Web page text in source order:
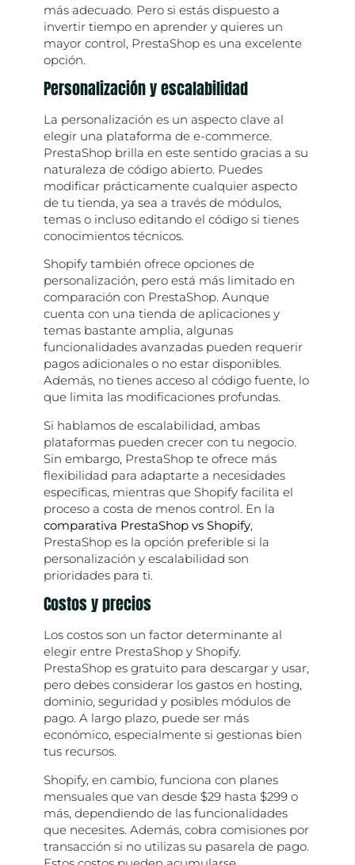
más adecuado. Pero si estás dispuesto a
invertir tiempo en aprender y quieres un
mayor control, PrestaShop es una excelente
opción.
Personalización y escalabilidad
La personalización es un aspecto clave al
elegir una plataforma de e-commerce.
PrestaShop brilla en este sentido gracias a su
naturaleza de código abierto. Puedes
modificar prácticamente cualquier aspecto
de tu tienda, ya sea a través de módulos,
temas o incluso editando el código si tienes
conocimientos técnicos.
Shopify también ofrece opciones de
personalización, pero está más limitado en
comparación con PrestaShop. Aunque
cuenta con una tienda de aplicaciones y
temas bastante amplia, algunas
funcionalidades avanzadas pueden requerir
pagos adicionales o no estar disponibles.
Además, no tienes acceso al código fuente, lo
que limita las modificaciones profundas.
Si hablamos de escalabilidad, ambas
plataformas pueden crecer con tu negocio.
Sin embargo, PrestaShop te ofrece más
flexibilidad para adaptarte a necesidades
específicas, mientras que Shopify facilita el
proceso a costa de menos control. En la
comparativa PrestaShop vs Shopify,
PrestaShop es la opción preferible si la
personalización y escalabilidad son
prioridades para ti.
Costos y precios
Los costos son un factor determinante al
elegir entre PrestaShop y Shopify.
PrestaShop es gratuito para descargar y usar,
pero debes considerar los gastos en hosting,
dominio, seguridad y posibles módulos de
pago. A largo plazo, puede ser más
económico, especialmente si gestionas bien
tus recursos.
Shopify, en cambio, funciona con planes
mensuales que van desde $29 hasta $299 o
más, dependiendo de las funcionalidades
que necesites. Además, cobra comisiones por
transacción si no utilizas su pasarela de pago.